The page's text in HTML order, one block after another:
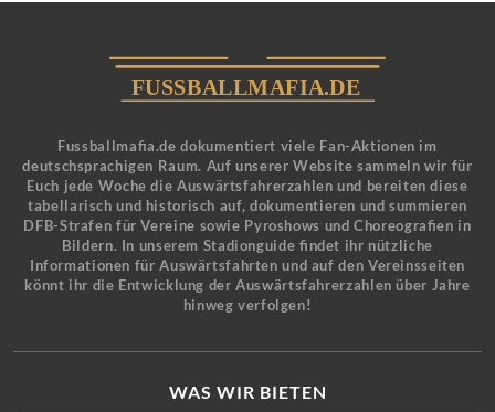
Fussballmafia.de dokumentiert viele Fan-Aktionen im
deutschsprachigen Raum. Auf unserer Website sammeln wir für
Euch jede Woche die Auswärtsfahrerzahlen und bereiten diese
tabellarisch und historisch auf, dokumentieren und summieren
DFB-Strafen für Vereine sowie Pyroshows und Choreografien in
Bildern. In unserem Stadionguide findet ihr nützliche
Informationen für Auswärtsfahrten und auf den Vereinsseiten
könnt ihr die Entwicklung der Auswärtsfahrerzahlen über Jahre
hinweg verfolgen!
WAS WIR BIETEN